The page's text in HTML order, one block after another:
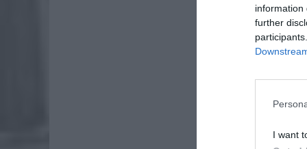
information
further
I want